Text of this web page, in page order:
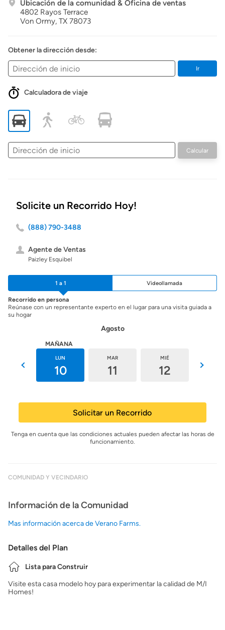
Ubicación de la comunidad & Oficina de ventas
4802 Rayos Terrace
Von Ormy, TX 78073
Obtener la dirección desde:
Ir
Calculadora de viaje
Dirección
de
Calcular
Solicite un Recorrido Hoy!
(888) 790-3488
Agente de Ventas
Paizley Esquibel
1 a 1 Videollamada
Recorrido en persona
Reúnase con un representante experto en el lugar para una visita guiada a
su hogar
Agosto
MAÑANA
LUN
10
MAR
11
MIÉ
12
Solicitar un Recorrido
Tenga en cuenta que las condiciones actuales pueden afectar las horas de
funcionamiento.
COMUNIDAD Y VECINDARIO
Información de la Comunidad
Mas información acerca de Verano Farms.
Detalles del Plan
Lista para Construir
Visite esta casa modelo hoy para experimentar la calidad de M/I
Homes!